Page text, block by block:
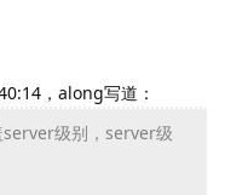
，along写道：
级别， server级